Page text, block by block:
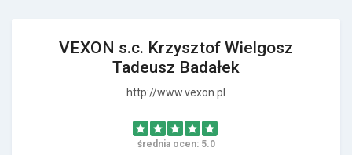
VEXON s.c. Krzysztof Wielgosz
Tadeusz Badałek
http://www.vexon.pl
średnia ocen: 5.0